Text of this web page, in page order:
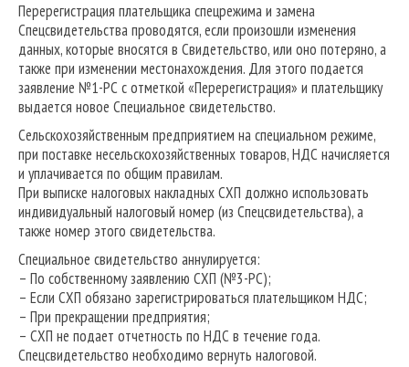
Перерегистрация плательщика спецрежима и замена
Спецсвидетельства проводятся, если произошли изменения
данных, которые вносятся в Свидетельство, или оно потеряно, а
также при изменении местонахождения. Для этого подается
заявление №1-РС с отметкой «Перерегистрация» и плательщику
выдается новое Специальное свидетельство.
Сельскохозяйственным предприятием на специальном режиме,
при поставке несельскохозяйственных товаров, НДС начисляется
и уплачивается по общим правилам.
При выписке налоговых накладных СХП должно использовать
индивидуальный налоговый номер (из Спецсвидетельства), а
также номер этого свидетельства.
Специальное свидетельство аннулируется:
– По собственному заявлению СХП (№3-РС);
– Если СХП обязано зарегистрироваться плательщиком НДС;
– При прекращении предприятия;
– СХП не подает отчетность по НДС в течение года.
Спецсвидетельство необходимо вернуть налоговой.